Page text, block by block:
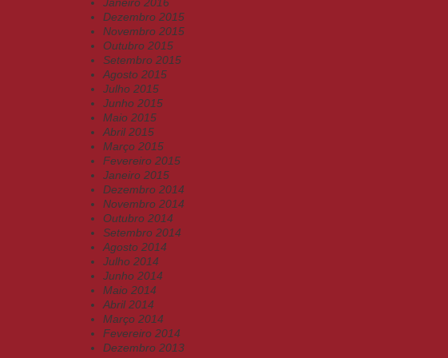
Dezembro 2015
Novembro 2015
Outubro 2015
Setembro 2015
Agosto 2015
Julho 2015
Junho 2015
Maio 2015
Abril 2015
Março 2015
Fevereiro 2015
Janeiro 2015
Dezembro 2014
Novembro 2014
Outubro 2014
Setembro 2014
Agosto 2014
Julho 2014
Junho 2014
Maio 2014
Abril 2014
Março 2014
Fevereiro 2014
Dezembro 2013